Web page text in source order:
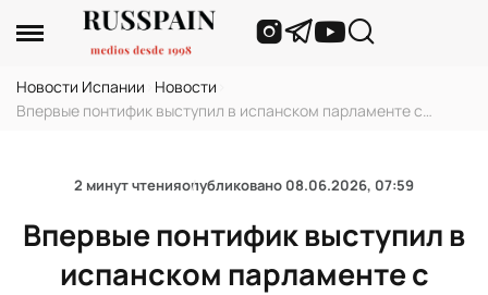
Новости Испании Новости
Впервые понтифик выступил в испанском парламенте с
2 минут чтенияопубликовано 08.06.2026, 07:59
Впервые понтифик выступил в
испанском парламенте с